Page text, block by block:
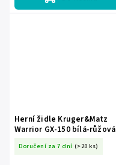
Herní židle Kruger&Matz
Warrior GX-150 bílá-růžová
Doručení za 7 dní (>20 ks)